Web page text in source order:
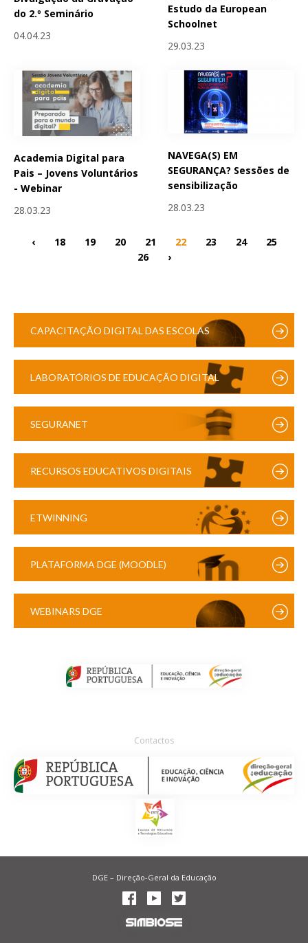
do 2.º Seminário
04.04.23
Estudo da European
Schoolnet
29.03.23
Academia Digital para
Pais – Jovens Voluntários
- Webinar
28.03.23
NAVEGA(S) EM
SEGURANÇA? Sessões de
sensibilização
28.03.23
‹ 18 19 20 21 22 23 24
25
26
›
CAPACITAÇÃO DIGITAL DAS ESCOLAS
LABORATÓRIOS DE EDUCAÇÃO DIGITAL
SEGURANET
RECURSOS EDUCATIVOS DIGITAIS
ETWINNING
PLATAFORMA DGE (MOODLE)
WEBINARS DGE
Contactos
DGE – Direção-Geral da Educação